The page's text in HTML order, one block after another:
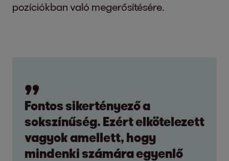
pozíciókban való megerősítésére.
Fontos sikertényező a
sokszínűség. Ezért elkötelezett
vagyok amellett, hogy
mindenki számára egyenlő